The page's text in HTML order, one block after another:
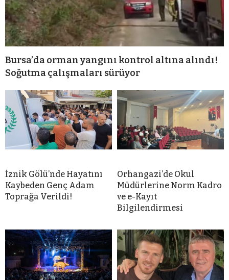
Bursa’da orman yangını kontrol altına alındı!
Soğutma çalışmaları sürüyor
İznik Gölü’nde Hayatını
Kaybeden Genç Adam
Toprağa Verildi!
Orhangazi’de Okul
Müdürlerine Norm Kadro
ve e-Kayıt
Bilgilendirmesi